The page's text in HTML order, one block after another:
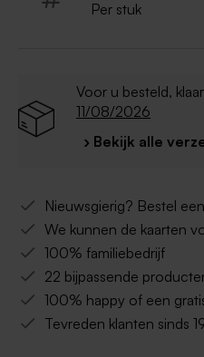
Per stuk
Voor u besteld,
11/08/2026
› Bekijk alle
Nieuwsgierig? Bestel
We kunnen de kaarten
100% familiebedrijf
22 bijpassende
100% happy of een
Tevreden klanten sinds